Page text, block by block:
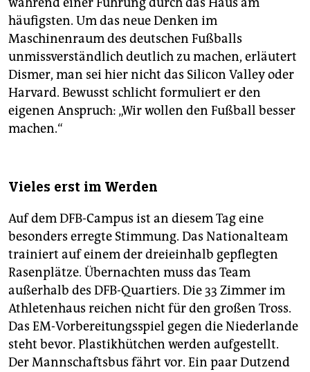
häufigsten. Um das neue Denken im
Maschinenraum des deutschen Fußballs
unmissverständlich deutlich zu machen, erläutert
Dismer, man sei hier nicht das Silicon Valley oder
Harvard. Bewusst schlicht formuliert er den
eigenen Anspruch: „Wir wollen den Fußball besser
machen.“
Vieles erst im Werden
Auf dem DFB-Campus ist an diesem Tag eine
besonders erregte Stimmung. Das Nationalteam
trainiert auf einem der dreieinhalb gepflegten
Rasenplätze. Übernachten muss das Team
außerhalb des DFB-Quartiers. Die 33 Zimmer im
Athletenhaus reichen nicht für den großen Tross.
Das EM-Vorbereitungsspiel gegen die Niederlande
steht bevor. Plastikhütchen werden aufgestellt.
Der Mannschaftsbus fährt vor. Ein paar Dutzend